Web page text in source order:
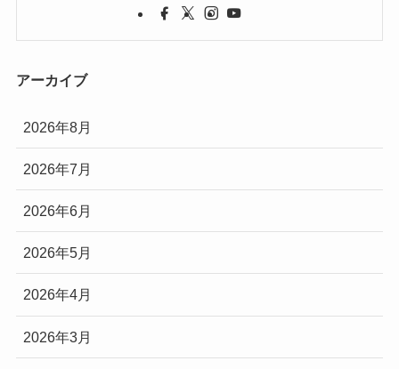
アーカイブ
2026年8月
2026年7月
2026年6月
2026年5月
2026年4月
2026年3月